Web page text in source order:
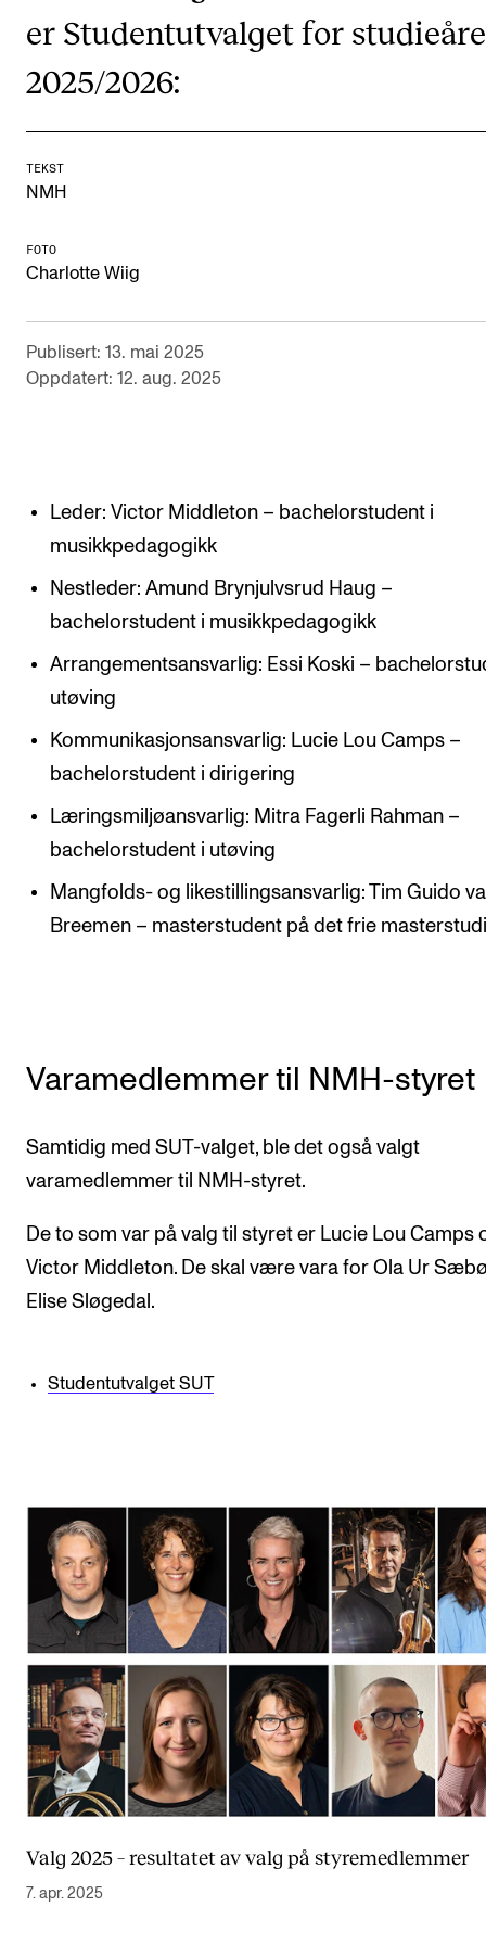
NordART
Prosjekter
Publikasjoner
Utveksling
Internasjonal strategi
Samarbeidsprosjekter
Nettverk
Arrangementer og konserter
Nyheter og historier
Ledige stillinger
INFO
Om Norges musikkhøgskole
Kontakt oss
For ansatte og studenter
er Studentutvalget for
2025/2026:
TEKST
NMH
FOTO
Charlotte Wiig
Publisert: 13. mai 2025
Oppdatert: 12. aug. 2025
Leder: Victor Middleton – bachelorstudent i
musikkpedagogikk
Nestleder: Amund Brynjulvsrud Haug –
bachelorstudent i musikkpedagogikk
Arrangementsansvarlig: Essi Koski –
utøving
Kommunikasjonsansvarlig: Lucie Lou Camps –
bachelorstudent i dirigering
Læringsmiljøansvarlig: Mitra Fagerli Rahman –
bachelorstudent i utøving
Mangfolds- og likestillingsansvarlig: Tim Guido
Breemen – masterstudent på det frie
Varamedlemmer til NMH-styret
Samtidig med SUT-valget, ble det også valgt
varamedlemmer til NMH-styret.
De to som var på valg til styret er Lucie Lou Camps
Victor Middleton. De skal være vara for Ola Ur
Elise Sløgedal.
Studentutvalget SUT
Valg 2025 – resultatet av valg på styremedlemmer
7. apr. 2025